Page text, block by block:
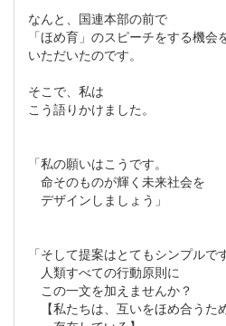
なんと、国連本部の前で
「ほめ育」のスピーチをする機会
いただいたのです。
そこで、私は
こう語りかけました。
「私の願いはこうです。
命そのものが輝く未来社会を
デザインしましょう」
「そして提案はとてもシンプルで
人類すべての行動原則に
この一文を加えませんか？
【私たちは、互いをほめ合うた